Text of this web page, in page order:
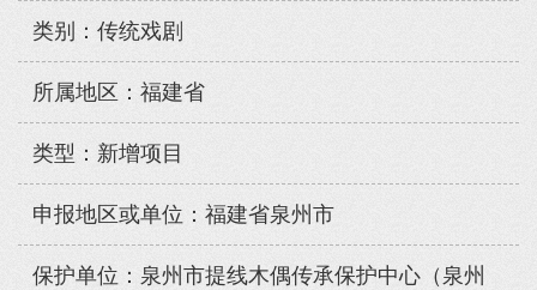
类别：传统戏剧
所属地区：福建省
类型：新增项目
申报地区或单位：福建省泉州市
保护单位：泉州市提线木偶传承保护中心（泉州